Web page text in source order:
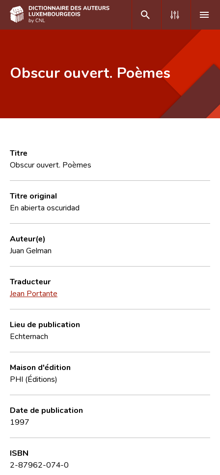
Foire aux questions
CNL
Équipe scientifique
Contact
Obscur ouvert. Poèmes
Titre
Obscur ouvert. Poèmes
Titre original
En abierta oscuridad
Auteur(e)
Juan Gelman
Traducteur
Jean Portante
Lieu de publication
Echternach
Maison d'édition
PHI (Éditions)
Date de publication
1997
ISBN
2-87962-074-0